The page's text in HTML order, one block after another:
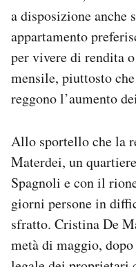
a disposizione anche
appartamento
per vivere di rendita
mensile, piuttosto
reggono l’aumento
Allo sportello che la
Materdei, un
Spagnoli e con il
giorni persone in
sfratto. Cristina De
metà di maggio,